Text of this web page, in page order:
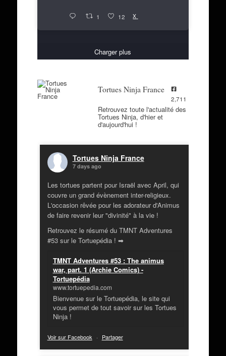
1 12 X
Charger plus
Tortues Ninja France
2,711
Retrouvez toute l'actualité des
Tortues Ninja, d'hier et
d'aujourd'hui !
Tortues Ninja France
7 days ago
Les tortues partent pour Israël avec April, qui
couvre un grand évènement inter-religieux.
L'occasion rêvée pour les adorateur d'Animus
de faire revenir leur "divinité" à la vie !
Retrouvez le résumé du TMNT Adventures
#53 sur le Tortuepédia ! ➡
TMNT Adventures #53 : The animus
war, part. 1 (Archie Comics) -
Tortuepédia
www.tortuepedia.com
Bienvenue sur le Tortuepédia, le site qui
vous permet de tout savoir sur les Tortues
Ninja !
Voir sur Facebook · Partager